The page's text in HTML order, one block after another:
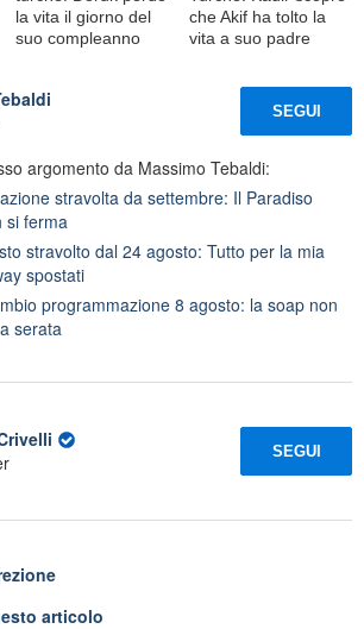
la vita il giorno del
suo compleanno
che Akif ha tolto la
vita a suo padre
SEGUI
argomento da Massimo Tebaldi:
stravolta da settembre: Il Paradiso
si ferma
stravolto dal 24 agosto: Tutto per la mia
spostati
programmazione 8 agosto: la soap non
serata
SEGUI
articolo